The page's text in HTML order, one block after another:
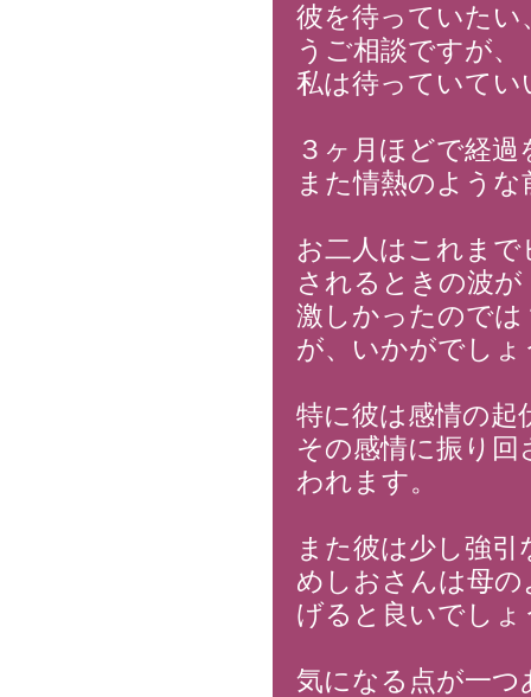
彼を待っていた
うご相談ですが、
私は待っていて
３ヶ月ほどで経
また情熱のよう
お二人はこれま
されるときの波が
激しかったので
が、いかがでしょ
特に彼は感情の起
その感情に振り
われます。
また彼は少し強
めしおさんは母
げると良いでしょ
気になる点が一